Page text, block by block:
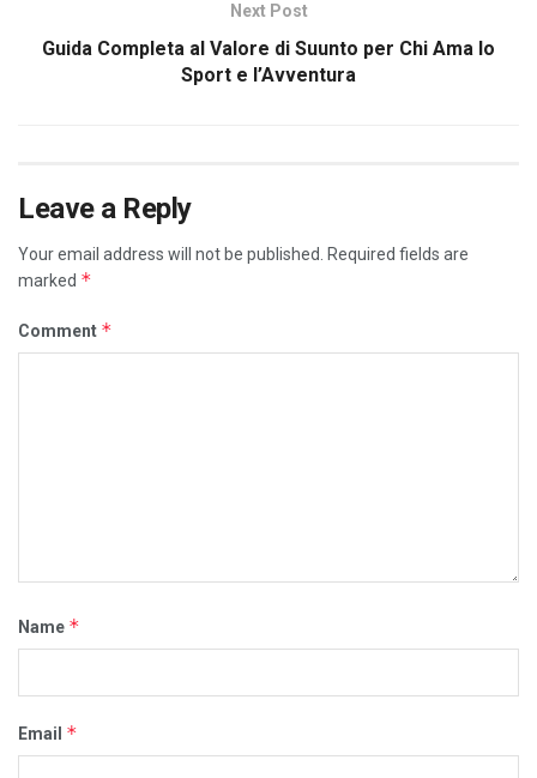
Next Post
Guida Completa al Valore di Suunto per Chi Ama lo
Sport e l’Avventura
Leave a Reply
Your email address will not be published.
Required fields are
marked *
Comment *
Name *
Email *